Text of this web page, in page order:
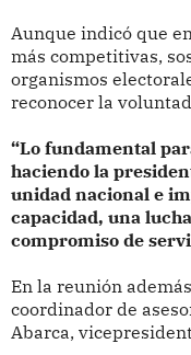
Aunque indicó que
más competitivas,
organismos
reconocer la
“Lo fundamental
haciendo la
unidad nacional e
capacidad, una
compromiso de
En la reunión
coordinador de
Abarca,